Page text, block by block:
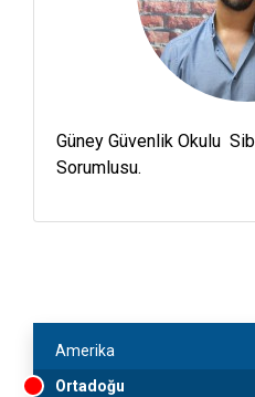
Güney Güvenlik Okulu
Sorumlusu.
Amerika
Ortadoğu